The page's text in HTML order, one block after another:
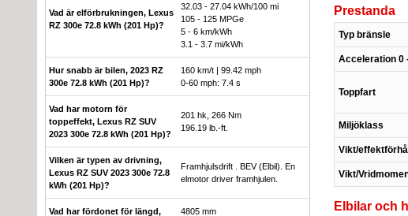
Vad är elförbrukningen, Lexus
RZ 300e 72.8 kWh (201 Hp)?
32.03 - 27.04 kWh/100 mi
105 - 125 MPGe
5 - 6 km/kWh
3.1 - 3.7 mi/kWh
Hur snabb är bilen, 2023 RZ
300e 72.8 kWh (201 Hp)?
160 km/t | 99.42 mph
0-60 mph: 7.4 s
Vad har motorn för
toppeffekt, Lexus RZ SUV
2023 300e 72.8 kWh (201 Hp)?
201 hk, 266 Nm
196.19 lb.-ft.
Vilken är typen av drivning,
Lexus RZ SUV 2023 300e 72.8
kWh (201 Hp)?
Framhjulsdrift . BEV (Elbil). En
elmotor driver framhjulen.
Vad har fördonet för längd,
4805 mm
Prestanda
Typ bränsle
Acceleration 0
Toppfart
Miljöklass
Vikt/
Vikt/
Elbilar och